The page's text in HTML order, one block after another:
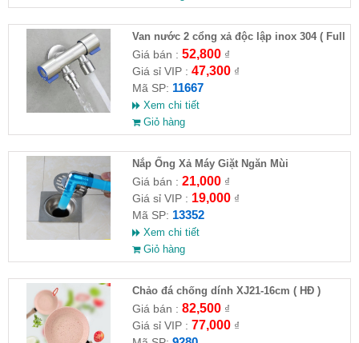
Van nước 2 cổng xả độc lập inox 304 ( Full
VAT )
Giá bán : 52,800₫
Giá sỉ VIP : 47,300₫
Mã SP: 11667
Xem chi tiết
Giỏ hàng
Nắp Ống Xả Máy Giặt Ngăn Mùi
Giá bán : 21,000₫
Giá sỉ VIP : 19,000₫
Mã SP: 13352
Xem chi tiết
Giỏ hàng
Chảo đá chống dính XJ21-16cm ( HĐ )
Giá bán : 82,500₫
Giá sỉ VIP : 77,000₫